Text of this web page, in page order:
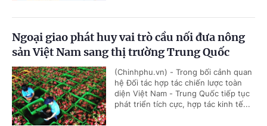
Ngoại giao phát huy vai trò cầu nối đưa nông
sản Việt Nam sang thị trường Trung Quốc
(Chinhphu.vn) - Trong bối cảnh quan
hệ Đối tác hợp tác chiến lược toàn
diện Việt Nam - Trung Quốc tiếp tục
phát triển tích cực, hợp tác kinh tế...